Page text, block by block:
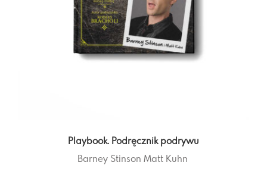
Playbook. Podręcznik podrywu
Barney Stinson Matt Kuhn